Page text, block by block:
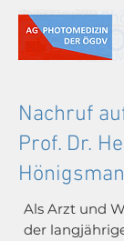
Nachruf
Prof. Dr.
Als Arzt und
der